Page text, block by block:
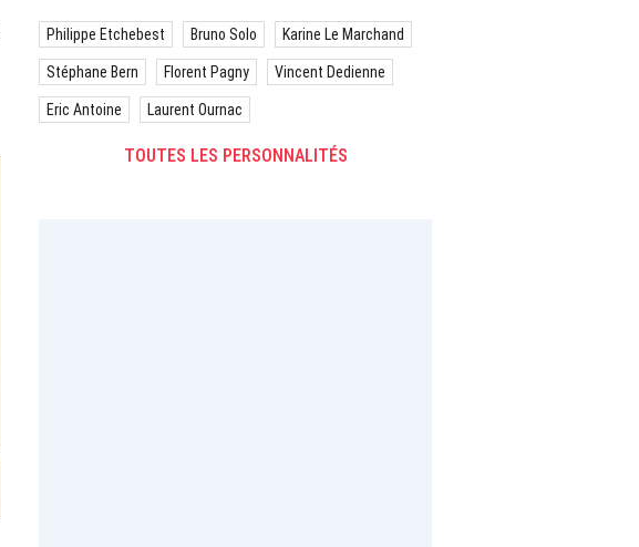
Philippe Etchebest Bruno Solo Karine Le Marchand
Stéphane Bern Florent Pagny Vincent Dedienne
Eric Antoine Laurent Ournac
TOUTES LES PERSONNALITÉS